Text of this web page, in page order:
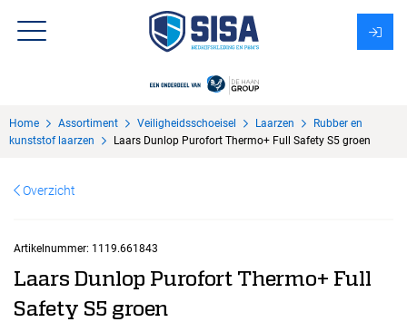
Over Sisa
Home Assortiment Veiligheidsschoeisel Laarzen
Rubber en
kunststof laarzen
Laars Dunlop Purofort Thermo+ Full Safety S5 groen
Overzicht
Artikelnummer: 1119.661843
Laars Dunlop Purofort Thermo+ Full
Safety S5 groen